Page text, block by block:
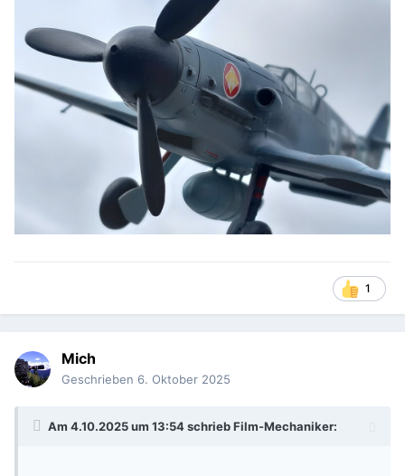
1
Mich
Geschrieben 6. Oktober 2025
Am 4.10.2025 um 13:54 schriebFilm-Mechaniker: